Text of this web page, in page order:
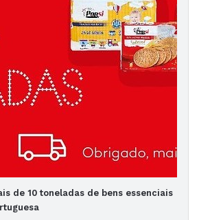
de 10 toneladas de bens essenciais